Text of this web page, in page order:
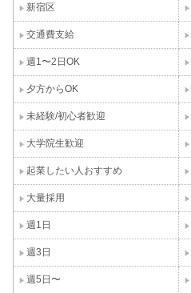
新宿区
交通費支給
週1〜2日OK
夕方からOK
未経験/初心者歓迎
大学院生歓迎
起業したい人おすすめ
大量採用
週1日
週3日
週5日〜